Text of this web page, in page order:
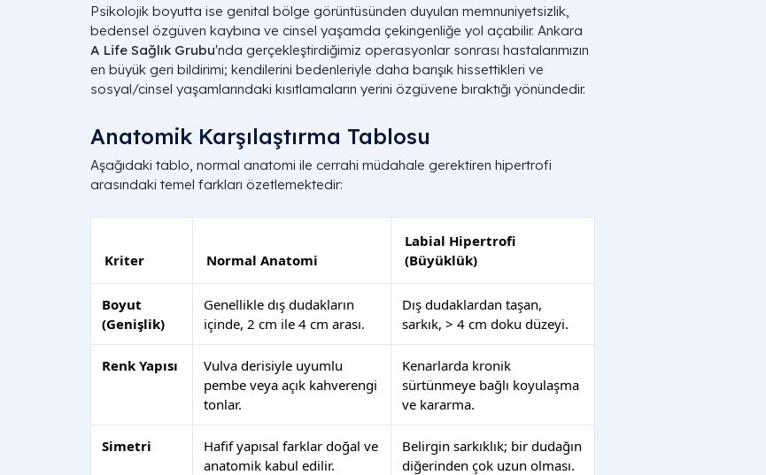
Psikolojik boyutta ise genital bölge görüntüsünden duyulan memnuniyetsizlik,
bedensel özgüven kaybına ve cinsel yaşamda çekingenliğe yol açabilir. Ankara
A Life Sağlık Grubu'nda gerçekleştirdiğimiz operasyonlar sonrası hastalarımızın
en büyük geri bildirimi; kendilerini bedenleriyle daha barışık hissettikleri ve
sosyal/cinsel yaşamlarındaki kısıtlamaların yerini özgüvene bıraktığı yönündedir.
Anatomik Karşılaştırma Tablosu
Aşağıdaki tablo, normal anatomi ile cerrahi müdahale gerektiren hipertrofi
arasındaki temel farkları özetlemektedir:
Kriter Normal Anatomi
Labial Hipertrofi
(Büyüklük)
Boyut
(Genişlik)
Genellikle dış dudakların
içinde, 2 cm ile 4 cm arası.
Dış dudaklardan taşan,
sarkık, > 4 cm doku düzeyi.
Renk Yapısı
Vulva derisiyle uyumlu
pembe veya açık kahverengi
tonlar.
Kenarlarda kronik
sürtünmeye bağlı koyulaşma
ve kararma.
Simetri
Hafif yapısal farklar doğal ve
anatomik kabul edilir.
Belirgin sarkıklık; bir dudağın
diğerinden çok uzun olması.